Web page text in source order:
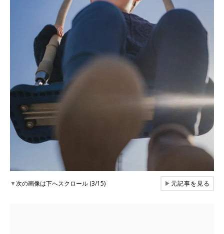
▼次の画像は下へスクロール (3/15) ▶元記事を見る